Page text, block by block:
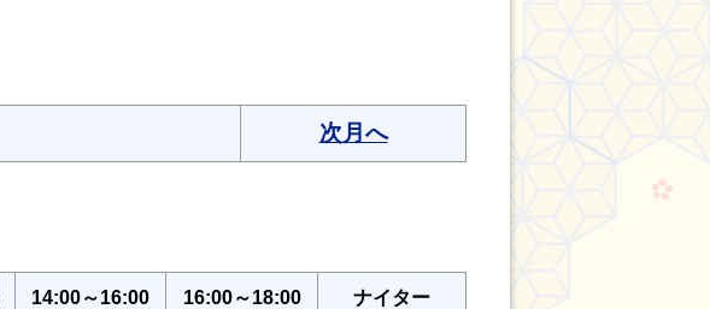
次月へ
14:00～16:00 16:00～18:00 ナイター